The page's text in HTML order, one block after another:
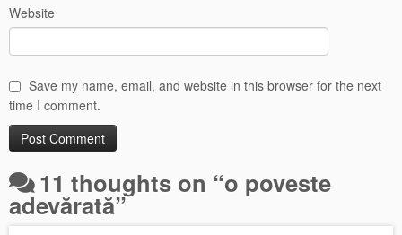
Website
Save my name, email, and website in this browser for the next
time I comment.
11 thoughts on “o poveste
adevărată”